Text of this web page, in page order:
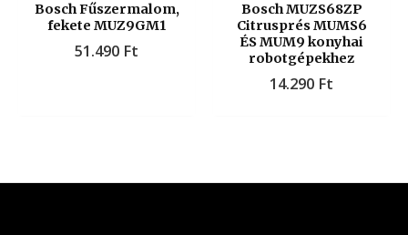
Bosch Fűszermalom,
fekete MUZ9GM1
51.490 Ft
Bosch MUZS68ZP
Citrusprés MUMS6
ÉS MUM9 konyhai
robotgépekhez
14.290 Ft